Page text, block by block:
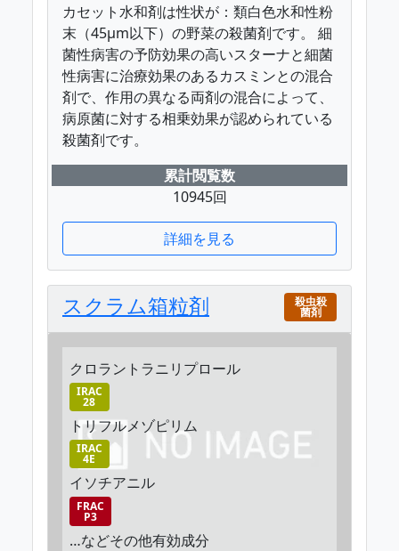
カセット水和剤は性状が：類白色水和性粉
末（45μm以下）の野菜の殺菌剤です。 細
菌性病害の予防効果の高いスターナと細菌
性病害に治療効果のあるカスミンとの混合
剤で、作用の異なる両剤の混合によって、
病原菌に対する相乗効果が認められている
殺菌剤です。
累計閲覧数
10945回
詳細を見る
スクラム箱粒剤 殺虫殺
菌剤
クロラントラニリプロール
IRAC
28
トリフルメゾピリム
IRAC
4E
イソチアニル
FRAC
P3
…などその他有効成分